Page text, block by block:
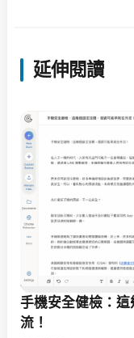
延伸閱讀
手機安全健檢：
流！